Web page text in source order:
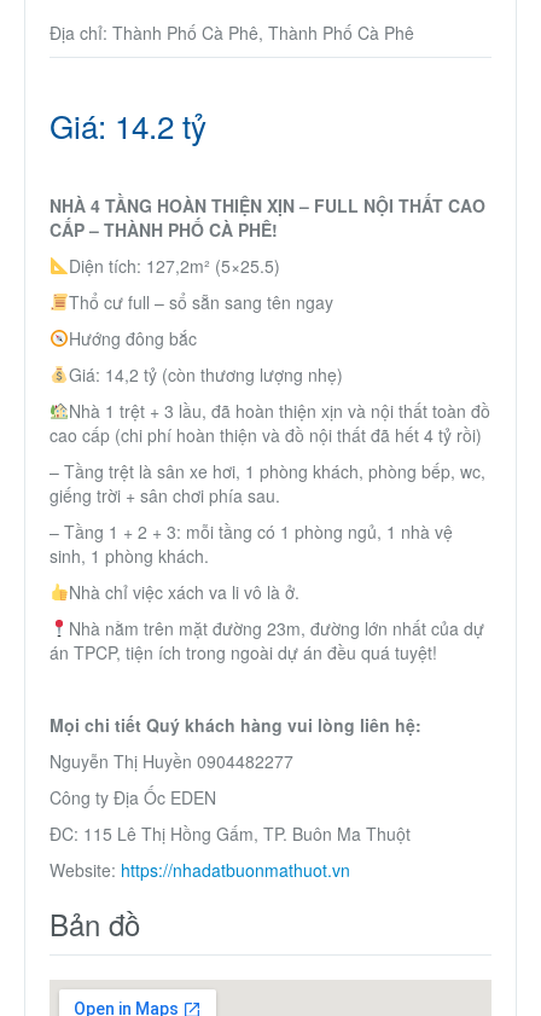
Địa chỉ: Thành Phố Cà Phê, Thành Phố Cà Phê
Giá: 14.2 tỷ
NHÀ 4 TẦNG HOÀN THIỆN XỊN – FULL NỘI THẤT CAO
CẤP – THÀNH PHỐ CÀ PHÊ!
Diện tích: 127,2m² (5×25.5)
Thổ cư full – sổ sẵn sang tên ngay
Hướng đông bắc
Giá: 14,2 tỷ (còn thương lượng nhẹ)
Nhà 1 trệt + 3 lầu, đã hoàn thiện xịn và nội thất toàn đồ
cao cấp (chi phí hoàn thiện và đồ nội thất đã hết 4 tỷ rồi)
– Tầng trệt là sân xe hơi, 1 phòng khách, phòng bếp, wc,
giếng trời + sân chơi phía sau.
– Tầng 1 + 2 + 3: mỗi tầng có 1 phòng ngủ, 1 nhà vệ
sinh, 1 phòng khách.
Nhà chỉ việc xách va li vô là ở.
Nhà nằm trên mặt đường 23m, đường lớn nhất của dự
án TPCP, tiện ích trong ngoài dự án đều quá tuyệt!
Mọi chi tiết Quý khách hàng vui lòng liên hệ:
Nguyễn Thị Huyền 0904482277
Công ty Địa Ốc EDEN
ĐC: 115 Lê Thị Hồng Gấm, TP. Buôn Ma Thuột
Website: https://nhadatbuonmathuot.vn
Bản đồ